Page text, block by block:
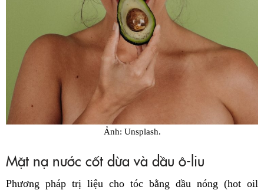
Ảnh: Unsplash.
Mặt nạ nước cốt dừa và dầu ô-liu
Phương pháp trị liệu cho tóc bằng dầu nóng (hot oil